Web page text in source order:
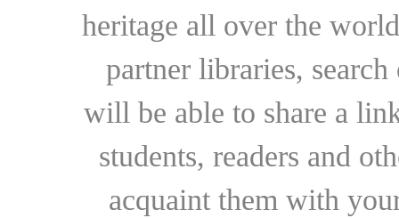
heritage all over the
partner libraries,
will be able to share a
students, readers and
acquaint them with